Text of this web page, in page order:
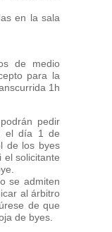
en la sala
de medio
para la
1h
pedir
el día 1 de
de los byes
el solicitante
se admiten
al árbitro
de que
de byes.